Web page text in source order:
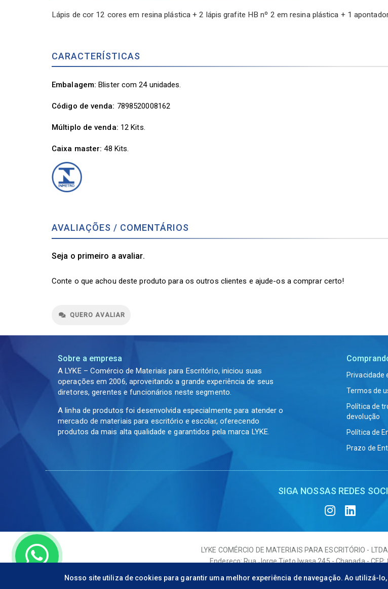
Lápis de cor 12 cores em resina plástica + 2 lápis grafite HB nº 2 em resina plástica + 1
CARACTERÍSTICAS
Embalagem: Blister com 24 unidades.
Código de venda: 7898520008162
Múltiplo de venda: 12 Kits.
Caixa master:48 Kits.
AVALIAÇÕES / COMENTÁRIOS
Seja o primeiro a avaliar.
Conte o que achou deste produto para os outros clientes e ajude-os a comprar certo!
QUERO AVALIAR
Nosso site utiliza de cookies para garantir uma melhor experiência de navegação. Ao utilizá-
Sobre a empresa
A LYKE – Comércio de Materiais para Escritório, iniciou suas
operações em 2006, aproveitando a grande experiência de seus
diretores, gerentes e funcionários neste segmento.
A linha de produtos foi desenvolvida especialmente para atender o
mercado de materiais para escritório e escolar, oferecendo
produtos da mais alta qualidade e garantidos pela marca LYKE.
Privacidade
Termos de
Política de
devolução
Política de
Prazo de
SIGA NOSSAS REDES
LYKE COMÉRCIO DE MATERIAIS PARA ESCRITÓRIO -
Endereço: Rua Jorge Tieto Iwasa 245 - Chapada -